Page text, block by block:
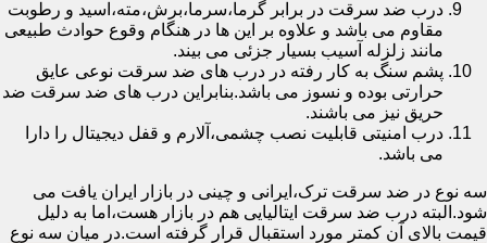
درب ضد سرقت در برابر گرما،سرما،برش،مته،اسید و رطوبت
مقاوم می باشد و علاوه بر این ها در هنگام وقوع حوادث طبیعی
مانند زلزله آسیب بسیار جزئی می بیند.
پشم سنگ به کار رفته در درب های ضد سرقت نوعی عایق
حرارتی بوده و نسوز می باشد.بنابراین درب های ضد سرقت ضد
حریق نیز می باشند.
درب امنیتی قابلیت نصب چشمی،آلارم و قفل دیجیتال را دارا
می باشد.
سه نوع در ضد سرقت ترک،ایرانی و چینی در بازار ایران یافت می
شود.البته درب ضد سرقت ایتالیایی هم در بازار هست،اما به دلیل
قیمت بالای آن کمتر مورد استقبال قرار گرفته است.در میان سه نوع